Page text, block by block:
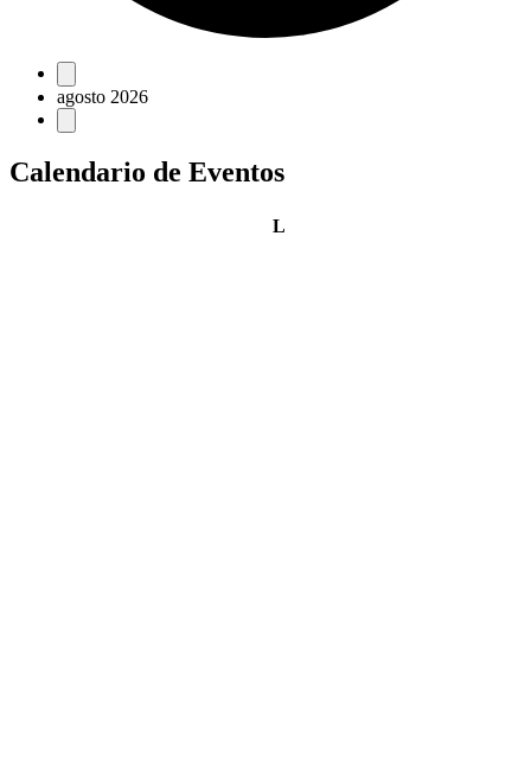
Eventos
agosto 2026
Calendario de Eventos
Llunes